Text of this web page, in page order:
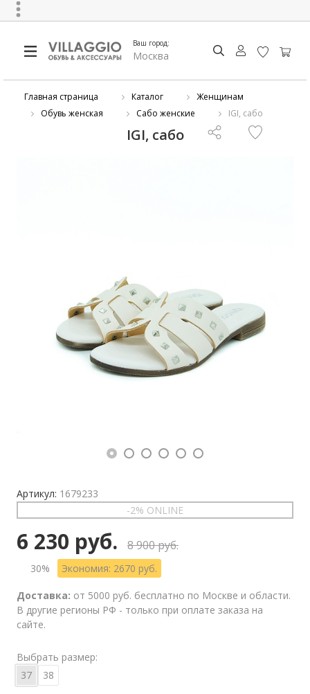
Ваш город:
Москва
Главная страница Каталог
Женщинам
Обувь женская
Сабо женские IGI, сабо
IGI, сабо
Артикул: 1679233
-2% ONLINE
6 230 руб. 8 900 руб.
30% Экономия: 2670 руб.
Доставка: от 5000 руб. бесплатно по Москве и области.
В другие регионы РФ - только при оплате заказа на
сайте.
Выбрать размер:
37
38